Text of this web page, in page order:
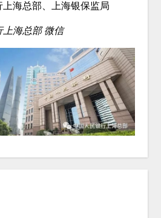
海总部、上海银保监局
海总部 微信